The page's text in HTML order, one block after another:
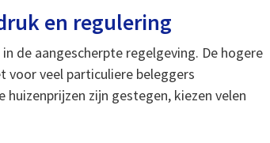
en regulering
de aangescherpte regelgeving. De hogere
voor veel particuliere beleggers
zijn gestegen, kiezen velen